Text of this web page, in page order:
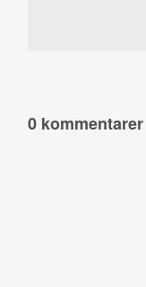
0 kommentarer